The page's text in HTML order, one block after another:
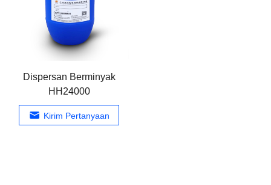
Dispersan Berminyak
HH24000
Kirim Pertanyaan